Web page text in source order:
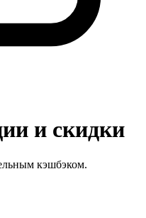
и скидки
кэшбэком.